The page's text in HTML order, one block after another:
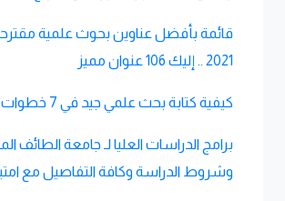
قائمة بأفضل عناوين بحوث علمية
2021 .. إليك 106 عنوان مميز
كيفية كتابة بحث علمي جيد في 7 خطوات فقط
برامج الدراسات العليا لـ جامعة الطائف
وشروط الدراسة وكافة التفاصيل مع